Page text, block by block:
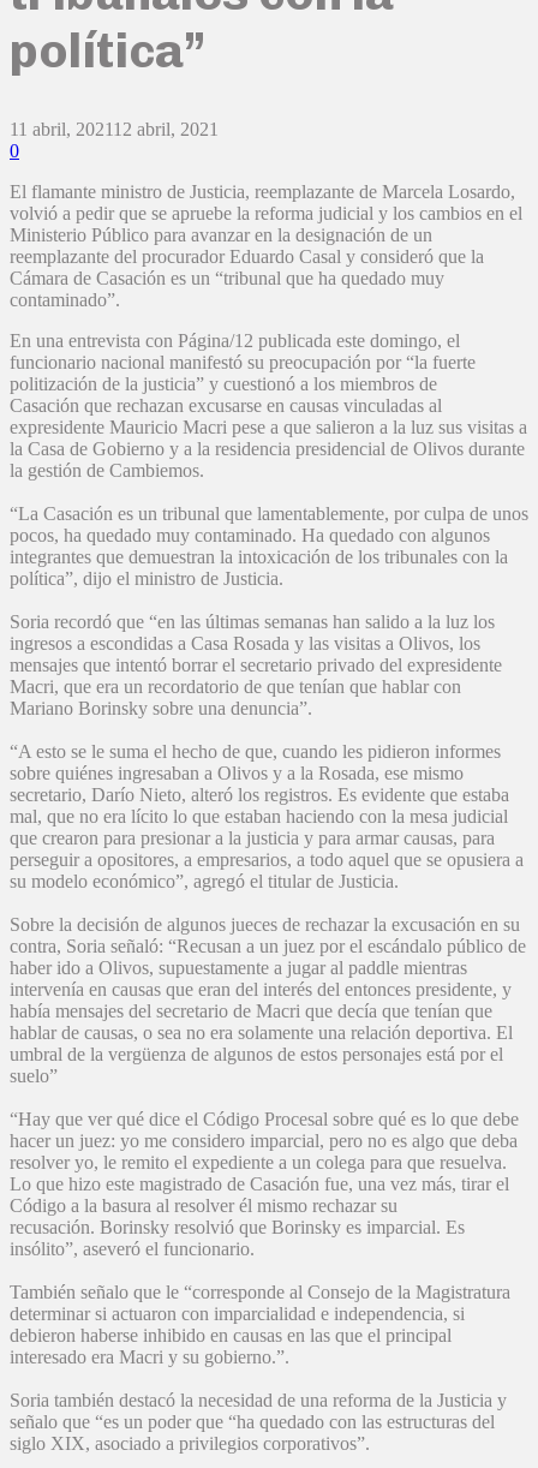
política”
11 abril, 202112 abril, 2021
0
El flamante ministro de Justicia, reemplazante de Marcela Losardo,
volvió a pedir que se apruebe la reforma judicial y los cambios en el
Ministerio Público para avanzar en la designación de un
reemplazante del procurador Eduardo Casal y consideró que la
Cámara de Casación es un “tribunal que ha quedado muy
contaminado”.
En una entrevista con Página/12 publicada este domingo, el
funcionario nacional manifestó su preocupación por “la fuerte
politización de la justicia” y cuestionó a los miembros de
Casación que rechazan excusarse en causas vinculadas al
expresidente Mauricio Macri pese a que salieron a la luz sus visitas a
la Casa de Gobierno y a la residencia presidencial de Olivos durante
la gestión de Cambiemos.
“La Casación es un tribunal que lamentablemente, por culpa de unos
pocos, ha quedado muy contaminado. Ha quedado con algunos
integrantes que demuestran la intoxicación de los tribunales con la
política”, dijo el ministro de Justicia.
Soria recordó que “en las últimas semanas han salido a la luz los
ingresos a escondidas a Casa Rosada y las visitas a Olivos, los
mensajes que intentó borrar el secretario privado del expresidente
Macri, que era un recordatorio de que tenían que hablar con
Mariano Borinsky sobre una denuncia”.
“A esto se le suma el hecho de que, cuando les pidieron informes
sobre quiénes ingresaban a Olivos y a la Rosada, ese mismo
secretario, Darío Nieto, alteró los registros. Es evidente que estaba
mal, que no era lícito lo que estaban haciendo con la mesa judicial
que crearon para presionar a la justicia y para armar causas, para
perseguir a opositores, a empresarios, a todo aquel que se opusiera a
su modelo económico”, agregó el titular de Justicia.
Sobre la decisión de algunos jueces de rechazar la excusación en su
contra, Soria señaló: “Recusan a un juez por el escándalo público de
haber ido a Olivos, supuestamente a jugar al paddle mientras
intervenía en causas que eran del interés del entonces presidente, y
había mensajes del secretario de Macri que decía que tenían que
hablar de causas, o sea no era solamente una relación deportiva. El
umbral de la vergüenza de algunos de estos personajes está por el
suelo”
“Hay que ver qué dice el Código Procesal sobre qué es lo que debe
hacer un juez: yo me considero imparcial, pero no es algo que deba
resolver yo, le remito el expediente a un colega para que resuelva.
Lo que hizo este magistrado de Casación fue, una vez más, tirar el
Código a la basura al resolver él mismo rechazar su
recusación. Borinsky resolvió que Borinsky es imparcial. Es
insólito”, aseveró el funcionario.
También señalo que le “corresponde al Consejo de la Magistratura
determinar si actuaron con imparcialidad e independencia, si
debieron haberse inhibido en causas en las que el principal
interesado era Macri y su gobierno.”.
Soria también destacó la necesidad de una reforma de la Justicia y
señalo que “es un poder que “ha quedado con las estructuras del
siglo XIX, asociado a privilegios corporativos”.